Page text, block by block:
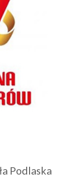
Podlaska